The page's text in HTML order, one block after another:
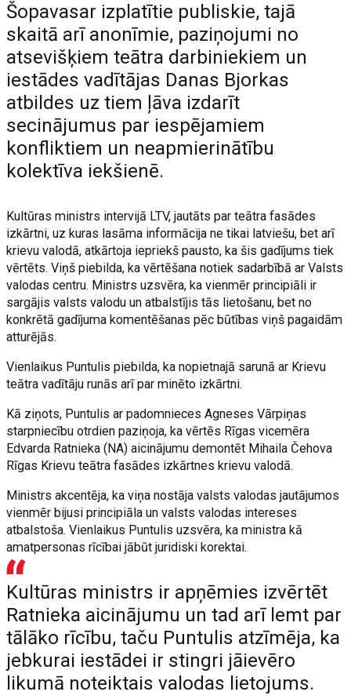
Šopavasar izplatītie publiskie, tajā
skaitā arī anonīmie, paziņojumi no
atsevišķiem teātra darbiniekiem un
iestādes vadītājas Danas Bjorkas
atbildes uz tiem ļāva izdarīt
secinājumus par iespējamiem
konfliktiem un neapmierinātību
kolektīva iekšienē.
Kultūras ministrs intervijā LTV, jautāts par teātra fasādes
izkārtni, uz kuras lasāma informācija ne tikai latviešu, bet arī
krievu valodā, atkārtoja iepriekš pausto, ka šis gadījums tiek
vērtēts. Viņš piebilda, ka vērtēšana notiek sadarbībā ar Valsts
valodas centru. Ministrs uzsvēra, ka vienmēr principiāli ir
sargājis valsts valodu un atbalstījis tās lietošanu, bet no
konkrētā gadījuma komentēšanas pēc būtības viņš pagaidām
atturējās.
Vienlaikus Puntulis piebilda, ka nopietnajā sarunā ar Krievu
teātra vadītāju runās arī par minēto izkārtni.
Kā ziņots, Puntulis ar padomnieces Agneses Vārpiņas
starpniecību otrdien paziņoja, ka vērtēs Rīgas vicemēra
Edvarda Ratnieka (NA) aicinājumu demontēt Mihaila Čehova
Rīgas Krievu teātra fasādes izkārtnes krievu valodā.
Ministrs akcentēja, ka viņa nostāja valsts valodas jautājumos
vienmēr bijusi principiāla un valsts valodas intereses
atbalstoša. Vienlaikus Puntulis uzsvēra, ka ministra kā
amatpersonas rīcībai jābūt juridiski korektai.
Kultūras ministrs ir apņēmies izvērtēt
Ratnieka aicinājumu un tad arī lemt par
tālāko rīcību, taču Puntulis atzīmēja, ka
jebkurai iestādei ir stingri jāievēro
likumā noteiktais valodas lietojums.